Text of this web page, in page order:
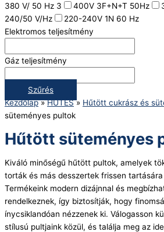
380 V/ 50 Hz 3
400V 3F+N+T 50Hz
240/50 V/Hz
220-240V 1N 60 Hz
Elektromos teljesítmény
Gáz teljesítmény
Szűrés
Kezdőlap»HŰTÉS» Hűtött cukrász és
süteményes pultok
Hűtött süteményes
Kiváló minőségű hűtött pultok, amelyek
torták és más desszertek frissen
Termékeink modern dizájnnal és
rendelkeznek, így biztosítják, hogy
ínycsiklandóan nézzenek ki. Válogasson
stílusú pultjaink közül, és találja meg az